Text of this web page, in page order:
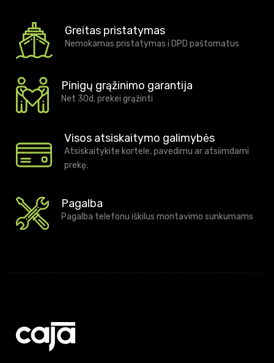
Greitas pristatymas
Nemokamas pristatymas i DPD paštomatus
Pinigų grąžinimo garantija
Net 30d. prekei grąžinti
Visos atsiskaitymo galimybės
Atsiskaitykite kortele, pavedimu ar atsiimdami
prekę.
Pagalba
Pagalba telefonu iškilus montavimo sunkumams